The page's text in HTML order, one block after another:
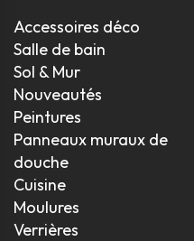
Accessoires déco
Salle de bain
Sol & Mur
Nouveautés
Peintures
Panneaux muraux de
douche
Cuisine
Moulures
Verrières